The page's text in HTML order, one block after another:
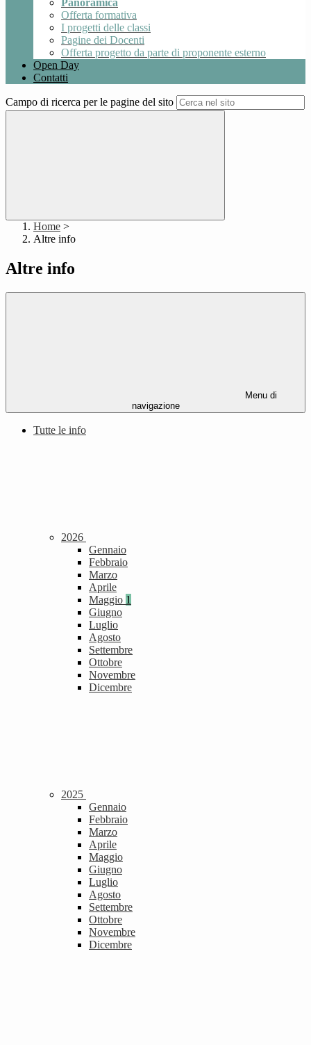
Panoramica
Offerta formativa
I progetti delle classi
Pagine dei Docenti
Offerta progetto da parte di proponente esterno
Open Day
Contatti
Campo di ricerca per le pagine del sito
Home >
Altre info
Altre info
Menu di
navigazione
Tutte le info
2026
Gennaio
Febbraio
Marzo
Aprile
Maggio 1
Giugno
Luglio
Agosto
Settembre
Ottobre
Novembre
Dicembre
2025
Gennaio
Febbraio
Marzo
Aprile
Maggio
Giugno
Luglio
Agosto
Settembre
Ottobre
Novembre
Dicembre